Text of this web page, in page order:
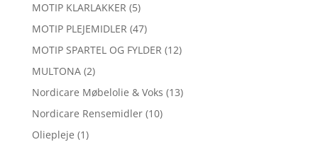
MOTIP KLARLAKKER (5)
MOTIP PLEJEMIDLER (47)
MOTIP SPARTEL OG FYLDER (12)
MULTONA (2)
Nordicare Møbelolie & Voks (13)
Nordicare Rensemidler (10)
Oliepleje (1)